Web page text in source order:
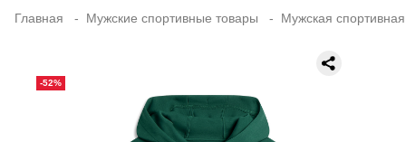
Главная Мужские спортивные товары Мужская
-52%